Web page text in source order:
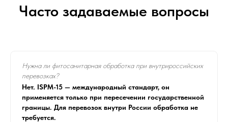
Часто задаваемые вопросы
Нужна ли фитосанитарная обработка при внутрироссийских
перевозках?
Нет. ISPM-15 — международный стандарт, он
применяется только при пересечении государственной
границы. Для перевозок внутри России обработка не
требуется.